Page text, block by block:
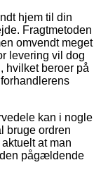
hjem til din
Fragtmetoden
omvendt meget
levering vil dog
hvilket beroer på
kan i nogle
bruge ordren
at man
pågældende